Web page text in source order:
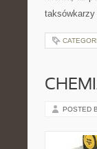
POSTED